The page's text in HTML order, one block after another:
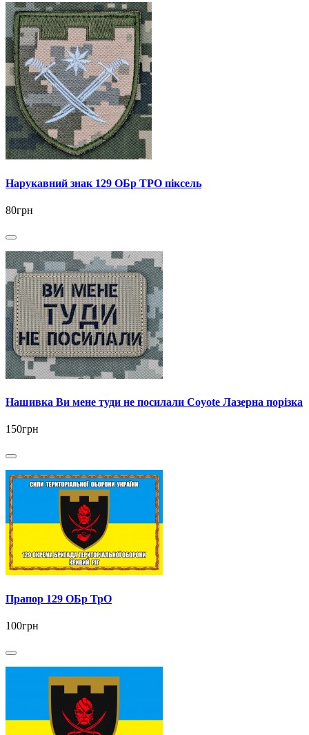
Нарукавний знак 129 ОБр ТРО піксель
80грн
Нашивка Ви мене туди не посилали Coyote Лазерна порізка
150грн
Прапор 129 ОБр ТрО
100грн